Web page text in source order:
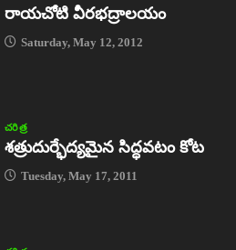
రాయచోటి వీరభద్రాలయం
Saturday, May 12, 2012
చరిత్ర
శత్రుదుర్భేద్యమైన సిద్ధవటం కోట
Tuesday, May 17, 2011